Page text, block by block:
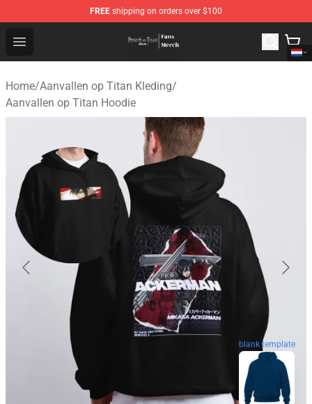
FREE shipping on orders over $100
Open menu
Attack On Titan Store - Official Attack On Titan
Home/Aanvallen op Titan Kleding/
Aanvallen op Titan Hoodie
blank template